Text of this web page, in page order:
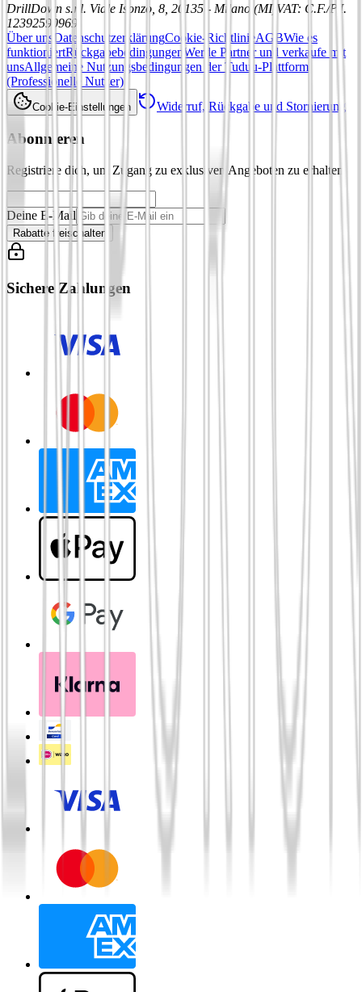
DrillDown s.r.l. Viale Isonzo, 8, 20135 - Milano (MI) VAT: C.F./P.I.
12392590969
Über uns DatenschutzerklärungCookie-RichtlinieAGBWie es
funktioniertRückgabebedingungen Werde Partner und verkaufe mit
unsAllgemeine Nutzungsbedingungen der Tuduu-Plattform
(Professionelle Nutzer)
Cookie-Einstellungen Widerruf, Rückgabe und Stornierung
Abonnieren
Registriere dich, um Zugang zu exklusiven Angeboten zu erhalten
Deine E-Mail
Rabatte freischalten
Sichere Zahlungen